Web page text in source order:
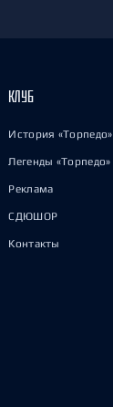
КЛУБ
История «Торпедо»
Легенды «Торпедо»
Реклама
СДЮШОР
Контакты